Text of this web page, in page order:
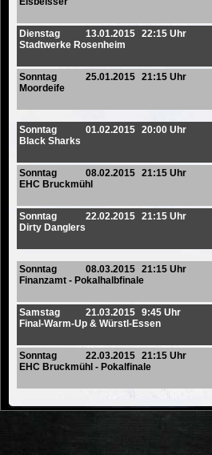
Dienstag 13.01.2015 22:15 Uhr
Stadtwerke Rosenheim
Sonntag 25.01.2015 21:15 Uhr
Moordeife
Sonntag 01.02.2015 20:00 Uhr
Black Sharks
Sonntag 08.02.2015 21:15 Uhr
EHC Bruckmühl
Sonntag 22.02.2015 21:15 Uhr
Dirty Danglers
Sonntag 08.03.2015 21:15 Uhr
Finanzamt - Pokalhalbfinale
Samstag 21.03.2015 9:45 Uhr
Final-Warm-Up & Würstl-Essen
Sonntag 22.03.2015 21:15 Uhr
EHC Bruckmühl - Pokalfinale